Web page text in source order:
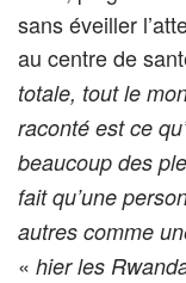
sans éveiller
au centre de
totale, tout le
raconté est ce
beaucoup des
fait qu’une
autres comme
« hier les